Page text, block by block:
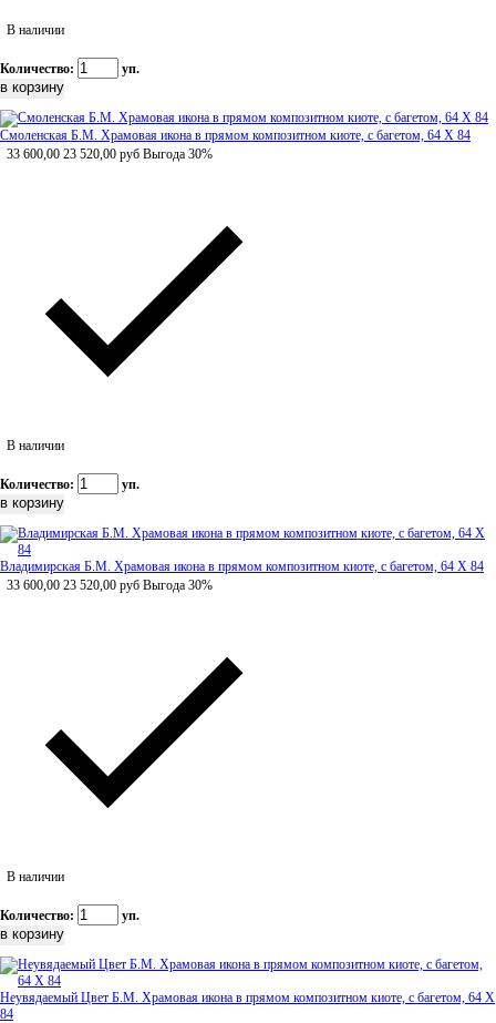
В наличии
Количество: уп.
Смоленская Б.М. Храмовая икона в прямом композитном киоте, с багетом, 64 Х 84
33 600,00 23 520,00 руб Выгода 30%
В наличии
Количество: уп.
Владимирская Б.М. Храмовая икона в прямом композитном киоте, с багетом, 64 Х 84
33 600,00 23 520,00 руб Выгода 30%
В наличии
Количество: уп.
Неувядаемый Цвет Б.М. Храмовая икона в прямом композитном киоте, с багетом, 64 Х
84